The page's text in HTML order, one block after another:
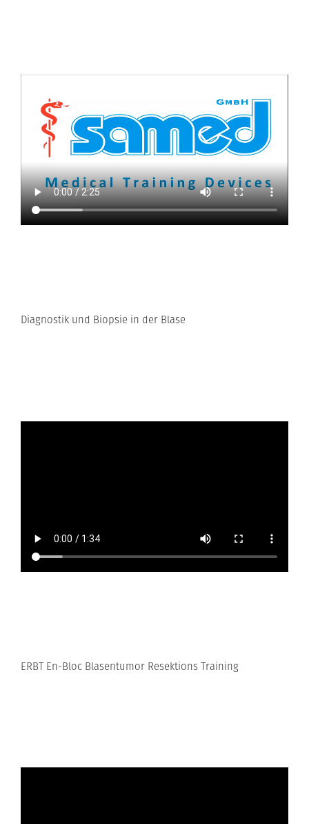
Diagnostik und Biopsie in der Blase
ERBT En-Bloc Blasentumor Resektions Training